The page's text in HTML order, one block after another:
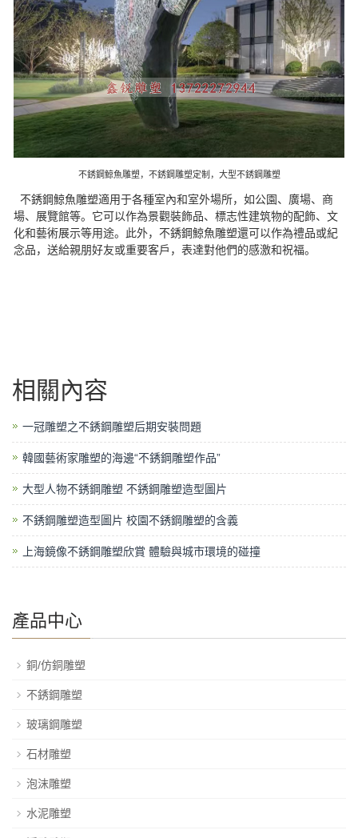
不銹鋼鯨魚雕塑，不銹鋼雕塑定制，大型不銹鋼雕塑
不銹鋼鯨魚雕塑適用于各種室內和室外場所，如公園、廣場、商
場、展覽館等。它可以作為景觀裝飾品、標志性建筑物的配飾、文
化和藝術展示等用途。此外，不銹鋼鯨魚雕塑還可以作為禮品或紀
念品，送給親朋好友或重要客戶，表達對他們的感激和祝福。
相關內容
一冠雕塑之不銹鋼雕塑后期安裝問題
韓國藝術家雕塑的海邊“不銹鋼雕塑作品”
大型人物不銹鋼雕塑 不銹鋼雕塑造型圖片
不銹鋼雕塑造型圖片 校園不銹鋼雕塑的含義
上海鏡像不銹鋼雕塑欣賞 體驗與城市環境的碰撞
產品中心
銅/仿銅雕塑
不銹鋼雕塑
玻璃鋼雕塑
石材雕塑
泡沫雕塑
水泥雕塑